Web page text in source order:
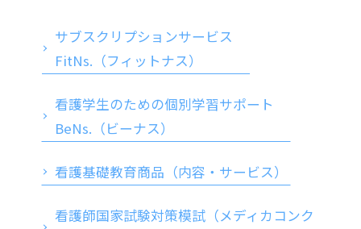
株式会社メディカ出版
個人情報保護管理者 藤田英樹
サブスクリプションサービス
FitNs.（フィットナス）
看護学生のための個別学習サポート
BeNs.（ビーナス）
看護基礎教育商品（内容・サービス）
看護師国家試験対策模試（メディカコンク